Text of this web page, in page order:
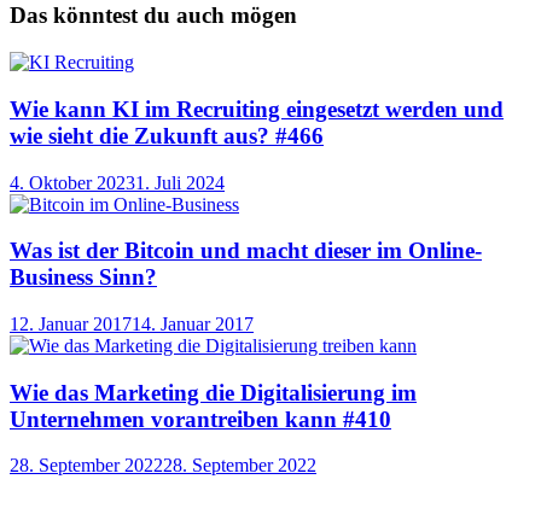
Das könntest du auch mögen
Wie kann KI im Recruiting eingesetzt werden und
wie sieht die Zukunft aus? #466
4. Oktober 20231. Juli 2024
Was ist der Bitcoin und macht dieser im Online-
Business Sinn?
12. Januar 201714. Januar 2017
Wie das Marketing die Digitalisierung im
Unternehmen vorantreiben kann #410
28. September 202228. September 2022